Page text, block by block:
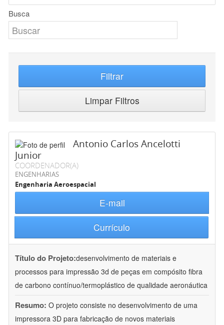
Busca
Filtrar
Limpar Filtros
Antonio Carlos Ancelotti
Junior
COORDENADOR(A)
ENGENHARIAS
Engenharia Aeroespacial
E-mail
Currículo
Título do Projeto:desenvolvimento de materiais e
processos para impressão 3d de peças em compósito fibra
de carbono contínuo/termoplástico de qualidade aeronáutica
Resumo: O projeto consiste no desenvolvimento de uma
impressora 3D para fabricação de novos materiais